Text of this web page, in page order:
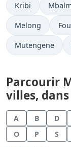
Kribi
Melong
Mutengene
Parcourir
villes,
A B D
O
P S